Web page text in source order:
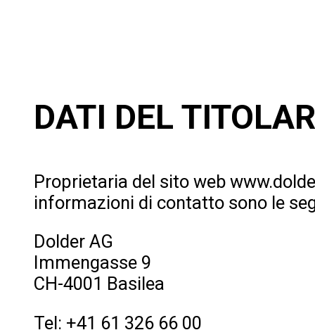
DATI DEL
Proprietaria del sito web
informazioni di contatto sono le
Dolder AG
Immengasse 9
CH-4001 Basilea
Tel: +41 61 326 66 00